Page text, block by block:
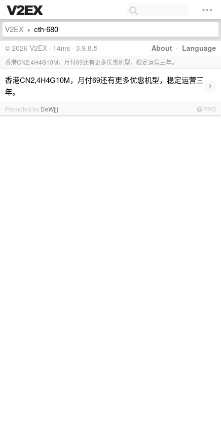
V2EX › cth-680
About · Language
© 2026 V2EX · 14ms · 3.9.8.5
香港CN2,4H4G10M，月付69还有更多优惠机型，稳定运营三年。
香港CN2,4H4G10M，月付69还有更多优惠机型，稳定运营三
年。
›
Promoted by DeWjjj PRO